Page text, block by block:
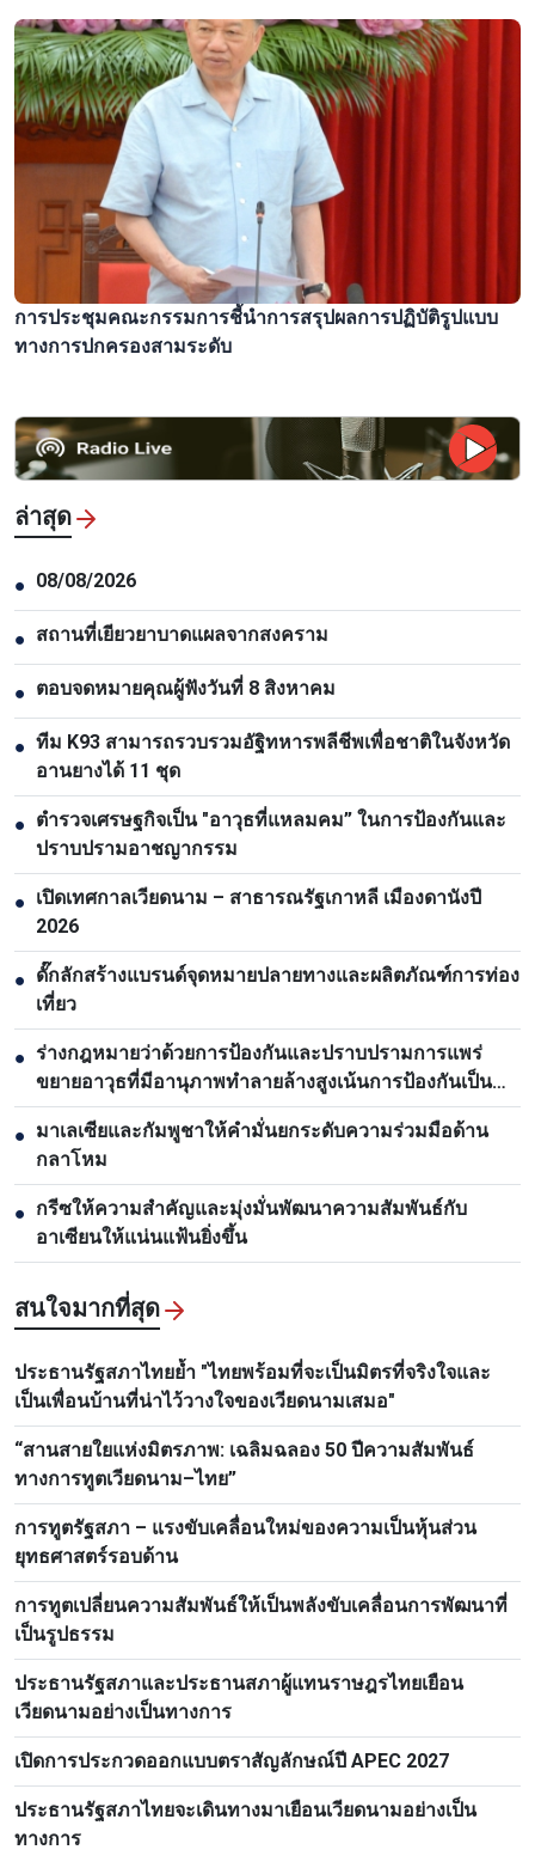
การประชุมคณะกรรมการชี้นำการสรุปผลการปฏิบัติรูปแบบ
ทางการปกครองสามระดับ
ล่าสุด
● 08/08/2026
● สถานที่เยียวยาบาดแผลจากสงคราม
● ตอบจดหมายคุณผู้ฟังวันที่ 8 สิงหาคม
● ทีม K93 สามารถรวบรวมอัฐิทหารพลีชีพเพื่อชาติในจังหวัด
อานยางได้ 11 ชุด
● ตำรวจเศรษฐกิจเป็น "อาวุธที่แหลมคม” ในการป้องกันและ
ปราบปรามอาชญากรรม
● เปิดเทศกาลเวียดนาม – สาธารณรัฐเกาหลี เมืองดานังปี
2026
● ดั๊กลักสร้างแบรนด์จุดหมายปลายทางและผลิตภัณฑ์การท่อง
เที่ยว
● ร่างกฎหมายว่าด้วยการป้องกันและปราบปรามการแพร่
ขยายอาวุธที่มีอานุภาพทำลายล้างสูงเน้นการป้องกันเป็น
หลัก
● มาเลเซียและกัมพูชาให้คำมั่นยกระดับความร่วมมือด้าน
กลาโหม
● กรีซให้ความสำคัญและมุ่งมั่นพัฒนาความสัมพันธ์กับ
อาเซียนให้แน่นแฟ้นยิ่งขึ้น
สนใจมากที่สุด
ประธานรัฐสภาไทยย้ำ "ไทยพร้อมที่จะเป็นมิตรที่จริงใจและ
เป็นเพื่อนบ้านที่น่าไว้วางใจของเวียดนามเสมอ"
“สานสายใยแห่งมิตรภาพ: เฉลิมฉลอง 50 ปีความสัมพันธ์
ทางการทูตเวียดนาม–ไทย”
การทูตรัฐสภา – แรงขับเคลื่อนใหม่ของความเป็นหุ้นส่วน
ยุทธศาสตร์รอบด้าน
การทูตเปลี่ยนความสัมพันธ์ให้เป็นพลังขับเคลื่อนการพัฒนาที่
เป็นรูปธรรม
ประธานรัฐสภาและประธานสภาผู้แทนราษฎรไทยเยือน
เวียดนามอย่างเป็นทางการ
เปิดการประกวดออกแบบตราสัญลักษณ์ปี APEC 2027
ประธานรัฐสภาไทยจะเดินทางมาเยือนเวียดนามอย่างเป็น
ทางการ